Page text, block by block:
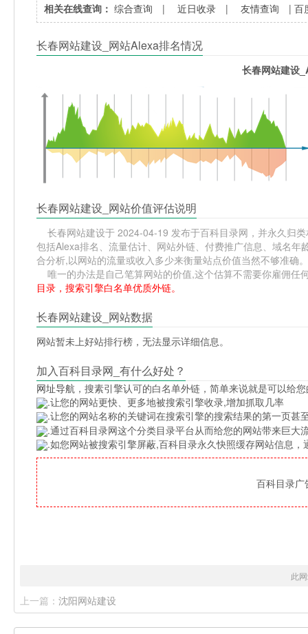
相关在线查询： 综合查询 |近日收录 |友情查询 |百
长春网站建设_网站Alexa排名情况
长春网站建设
长春网站建设_网站价值评估说明
长春网站建设于 2024-04-19 发布于百科目录网，并永久归
包括Alexa排名、流量估计、网站外链、付费推广信息、域名
合分析,以网站的流量或收入多少来衡量站点价值当然不够准确
唯一的办法是自己笔算网站的价值,这个估算不需要你雇佣任
目录，搜索引擎白名单优质外链。
长春网站建设_网站数据
网站暂未上好站排行榜，无法显示详细信息。
加入百科目录网_有什么好处？
网址导航 ，搜素引擎认可的白名单外链，简单来说就是可以给
.让您的网站更快、更多地被搜索引擎收录,增加抓取几率
.让您的网站名称的关键词在搜索引擎的搜索结果的第一页甚
.通过百科目录网这个分类目录平台从而给您的网站带来巨大
.如您网站被搜索引擎屏蔽,百科目录永久快照缓存网站信息
百科目录
此
上一篇： 沈阳网站建设